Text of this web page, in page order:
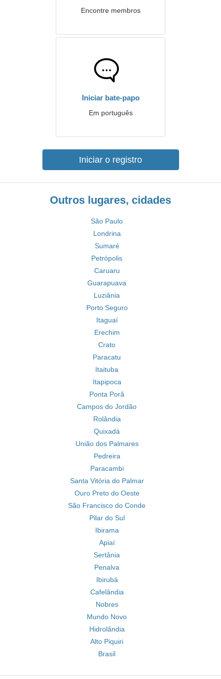
Encontre membros
Iniciar bate-papo
Em português
Iniciar o registro
Outros lugares, cidades
São Paulo
Londrina
Sumaré
Petrópolis
Caruaru
Guarapuava
Luziânia
Porto Seguro
Itaguaí
Erechim
Crato
Paracatu
Itaituba
Itapipoca
Ponta Porã
Campos do Jordão
Rolândia
Quixadá
União dos Palmares
Pedreira
Paracambi
Santa Vitória do Palmar
Ouro Preto do Oeste
São Francisco do Conde
Pilar do Sul
Ibirama
Apiaí
Sertânia
Penalva
Ibirubá
Cafelândia
Nobres
Mundo Novo
Hidrolândia
Alto Piquiri
Brasil